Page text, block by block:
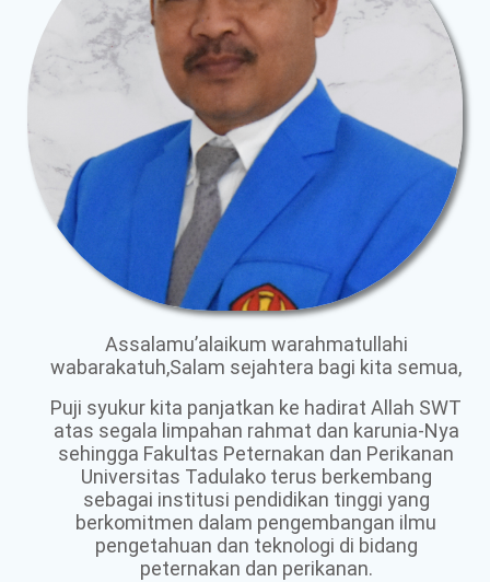
Assalamu’alaikum warahmatullahi
wabarakatuh,Salam sejahtera bagi kita semua,
Puji syukur kita panjatkan ke hadirat Allah SWT
atas segala limpahan rahmat dan karunia-Nya
sehingga Fakultas Peternakan dan Perikanan
Universitas Tadulako terus berkembang
sebagai institusi pendidikan tinggi yang
berkomitmen dalam pengembangan ilmu
pengetahuan dan teknologi di bidang
peternakan dan perikanan.